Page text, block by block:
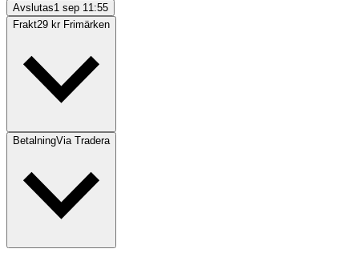
Avslutas1 sep 11:55
Frakt29 kr Frimärken
BetalningVia Tradera